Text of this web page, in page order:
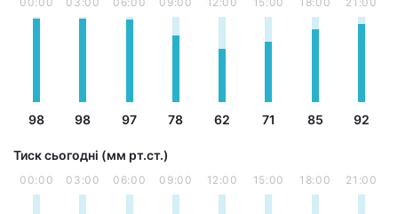
98 98 97 78 62 71 85 92
Тиск сьогодні (мм рт.ст.)
00:00 03:00 06:00 09:00 12:00 15:00 18:00 21:00